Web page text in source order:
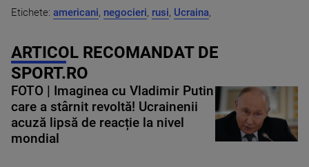
Etichete: americani, negocieri, rusi, Ucraina,
ARTICOL RECOMANDAT DE
SPORT.RO
FOTO | Imaginea cu Vladimir Putin
care a stârnit revoltă! Ucrainenii
acuză lipsă de reacție la nivel
mondial